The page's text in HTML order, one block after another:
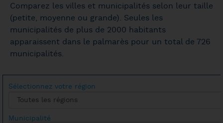
Comparez les villes et municipalités selon leur taille
(petite, moyenne ou grande). Seules les
municipalités de plus de 2000 habitants
apparaissent dans le palmarès pour un total de 726
municipalités.
Sélectionnez votre région
Municipalité